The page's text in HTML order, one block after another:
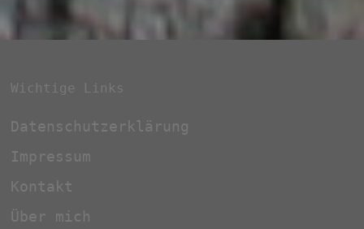
Wichtige Links
Datenschutzerklärung
Impressum
Kontakt
Über mich